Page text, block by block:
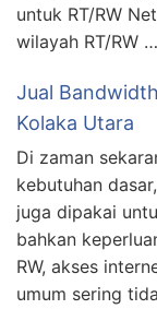
untuk RT/RW
wilayah RT/RW …
Jual
Kolaka Utara
Di zaman
kebutuhan
juga dipakai
bahkan
RW, akses
umum sering